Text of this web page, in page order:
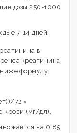
дозы 250-1000
7-14 дней.
в
креатинина
формулу:
72 ×
крови (мг/дл).
на 0.85.